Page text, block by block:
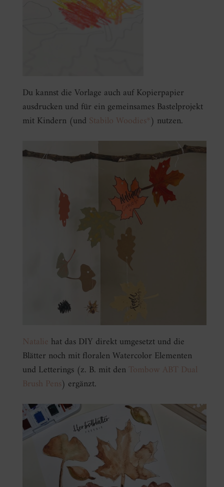
Du kannst die Vorlage auch auf Kopierpapier
ausdrucken und für ein gemeinsames Bastelprojekt
mit Kindern (und Stabilo Woodies*) nutzen.
Natalie hat das DIY direkt umgesetzt und die
Blätter noch mit floralen Watercolor Elementen
und Letterings (z. B. mit den Tombow ABT Dual
Brush Pens) ergänzt.